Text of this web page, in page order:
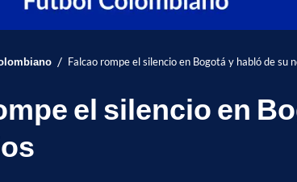
/ Falcao rompe el silencio en Bogotá y habló de su
el silencio en